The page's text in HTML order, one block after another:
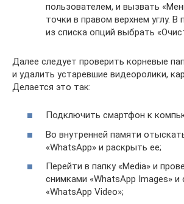
пользователем, и вызвать
точки в правом верхнем углу.
из списка опций выбрать
Далее следует проверить корневые
и удалить устаревшие видеоролики,
Делается это так:
Подключить смартфон к
Во внутренней памяти
«WhatsApp» и раскрыть ее;
Перейти в папку «Media» и
снимками «WhatsApp Images» и
«WhatsApp Video»;